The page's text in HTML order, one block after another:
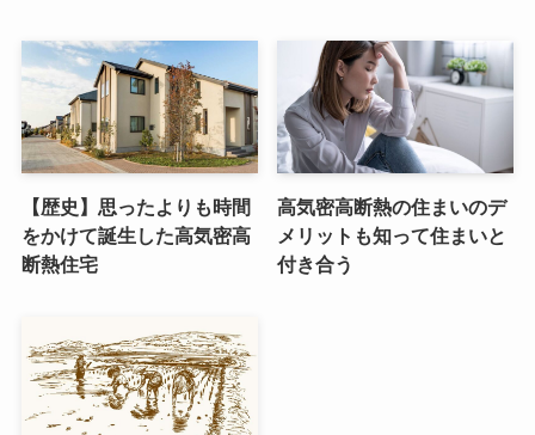
【歴史】思ったよりも時間
をかけて誕生した高気密高
断熱住宅
高気密高断熱の住まいのデ
メリットも知って住まいと
付き合う